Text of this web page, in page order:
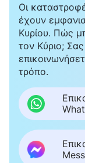
θέλουσι
πλανήσωσιν,
(Κατά
ότι
Κυρίου είναι
υπάρχει λόγος
ερευνήσουμε.
αυτό;
μπορεί να
λάθος ως προς
Οι
έχουν
Κυρίου. Πώς
τον Κύριο;
τρόπο.